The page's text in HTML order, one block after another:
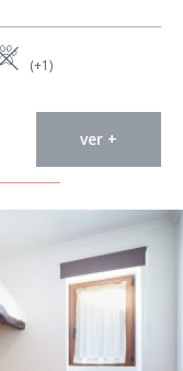
(+1)
ver +